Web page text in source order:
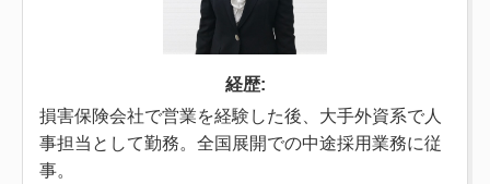
経歴:
損害保険会社で営業を経験した後、大手外資系で人
事担当として勤務。全国展開での中途採用業務に従
事。